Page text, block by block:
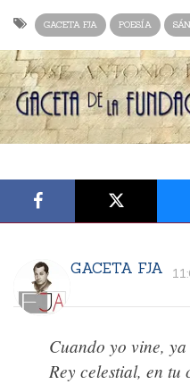
GACETA FJA POESÍA
GACETA FJA
Cuando yo vine,
Rey celestial, en tu